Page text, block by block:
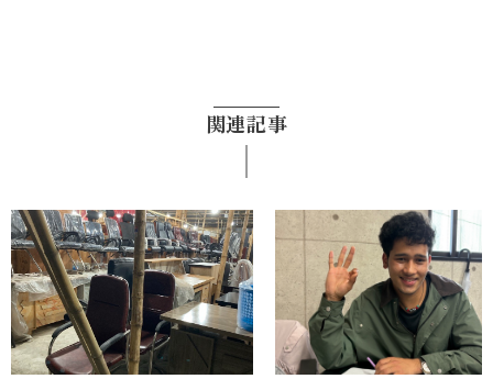
関連記事